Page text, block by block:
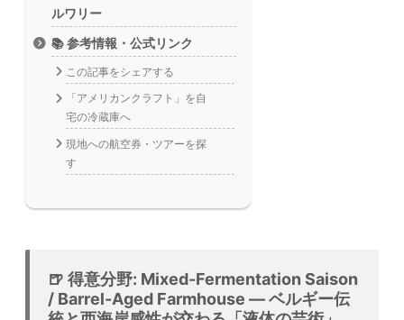
ルワリー
📚 参考情報・公式リンク
この記事をシェアする
「アメリカンクラフト」を自
宅の冷蔵庫へ
現地への航空券・ツアーを探
す
🍺 得意分野: Mixed-Fermentation Saison
/ Barrel-Aged Farmhouse — ベルギー伝